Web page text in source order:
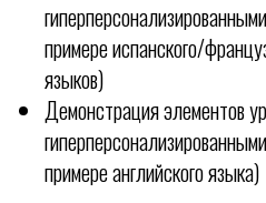
примере испанского/
языков)
Демонстрация элементов
примере английского языка)